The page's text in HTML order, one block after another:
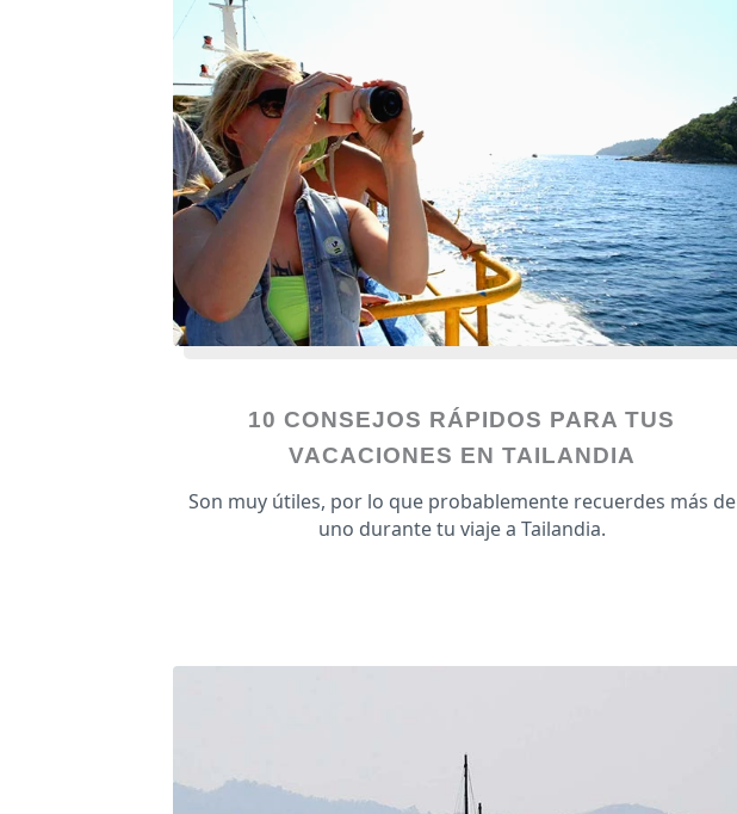
10 CONSEJOS RÁPIDOS PARA TUS
VACACIONES EN TAILANDIA
Son muy útiles, por lo que probablemente recuerdes más de
uno durante tu viaje a Tailandia.